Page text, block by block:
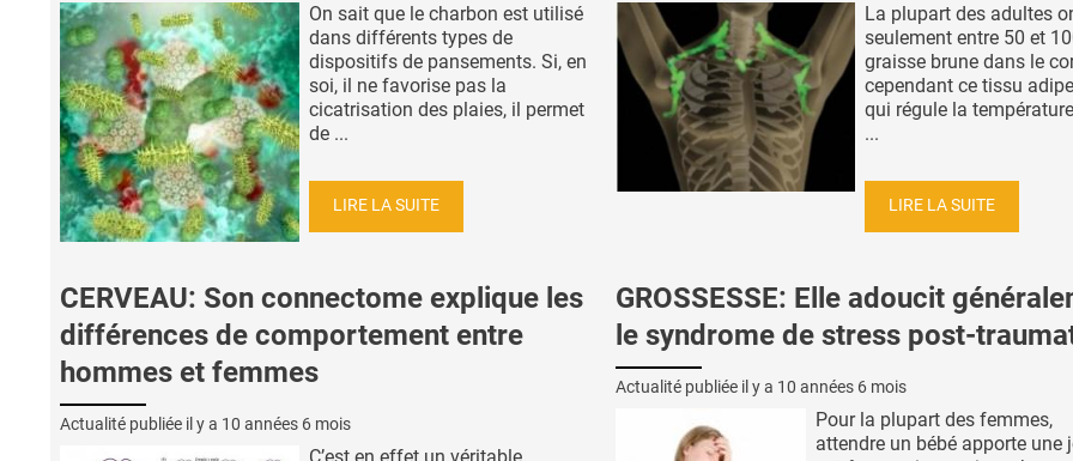
On sait que le charbon est utilisé
dans différents types de
dispositifs de pansements. Si, en
soi, il ne favorise pas la
cicatrisation des plaies, il permet
de ...
LIRE LA SUITE
La plupart des adultes
seulement entre 50 et
graisse brune dans le
cependant ce tissu
qui régule la
...
LIRE LA SUITE
CERVEAU: Son connectome explique les
différences de comportement entre
hommes et femmes
Actualité publiée il y a 10 années 6 mois
C’est en effet un véritable
GROSSESSE: Elle adoucit
le syndrome de stress post-
Actualité publiée il y a 10 années 6 mois
Pour la plupart des femmes,
attendre un bébé apporte une